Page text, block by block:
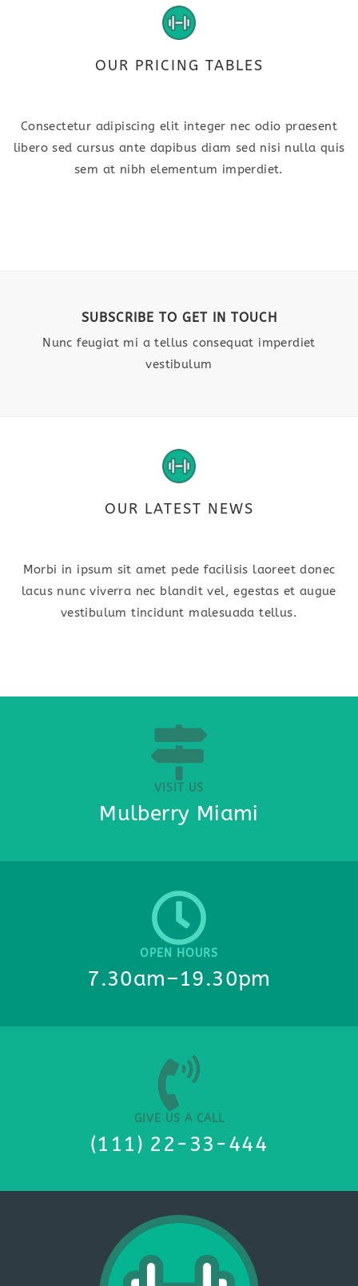
OUR PRICING TABLES
Consectetur adipiscing elit integer nec odio praesent
libero sed cursus ante dapibus diam sed nisi nulla quis
sem at nibh elementum imperdiet.
SUBSCRIBE TO GET IN TOUCH
Nunc feugiat mi a tellus consequat imperdiet
vestibulum
OUR LATEST NEWS
Morbi in ipsum sit amet pede facilisis laoreet donec
lacus nunc viverra nec blandit vel, egestas et augue
vestibulum tincidunt malesuada tellus.
VISIT US
Mulberry Miami
OPEN HOURS
7.30am–19.30pm
GIVE US A CALL
(111) 22-33-444